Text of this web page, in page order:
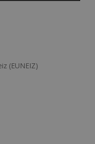
(EUNEIZ)